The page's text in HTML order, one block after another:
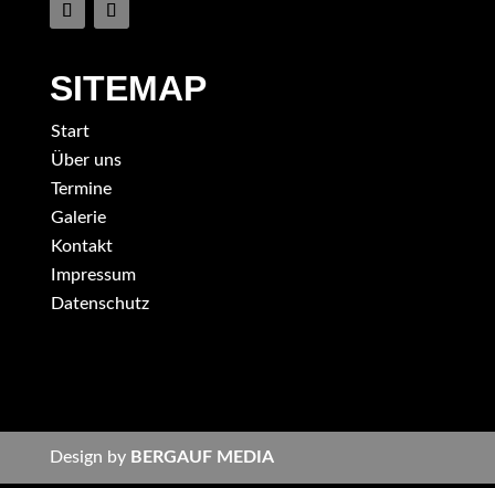
SITEMAP
Start
Über uns
Termine
Galerie
Kontakt
Impressum
Datenschutz
Design by BERGAUF MEDIA